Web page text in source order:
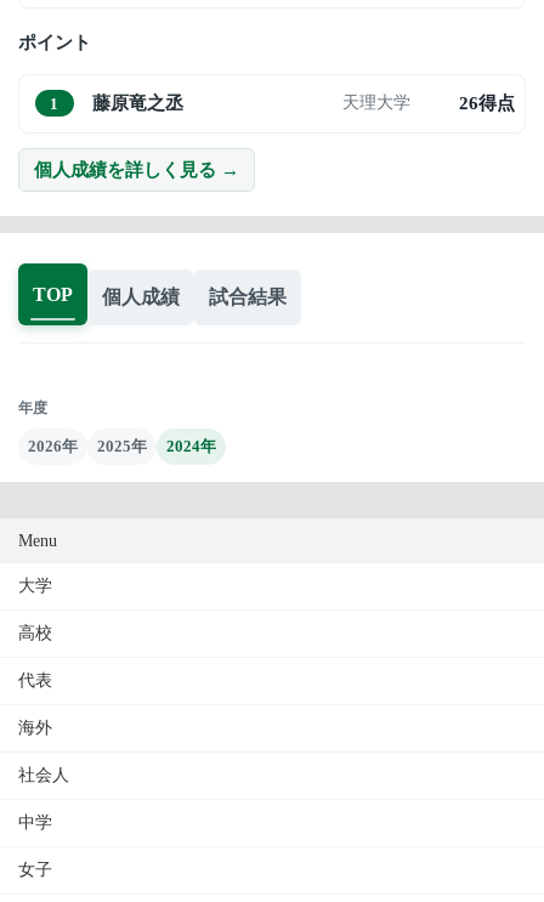
ポイント
1 藤原竜之丞 天理大学 26得点
個人成績を詳しく見る →
TOP 個人成績 試合結果
年度
2026年 2025年 2024年
Menu
大学
高校
代表
海外
社会人
中学
女子